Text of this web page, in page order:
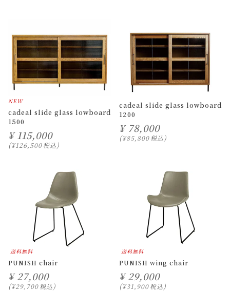
NEW
cadeal slide glass lowboard
1500
¥ 115,000
¥126,500税込
cadeal slide glass lowboard
1200
¥ 78,000
¥85,800税込
送料無料
PUNISH chair
¥ 27,000
¥29,700税込
送料無料
PUNISH wing chair
¥ 29,000
¥31,900税込